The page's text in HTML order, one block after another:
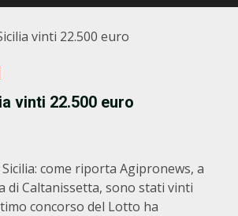
vinti 22.500 euro
vinti 22.500 euro
come riporta Agipronews, a
di Caltanissetta, sono stati vinti
concorso del Lotto ha